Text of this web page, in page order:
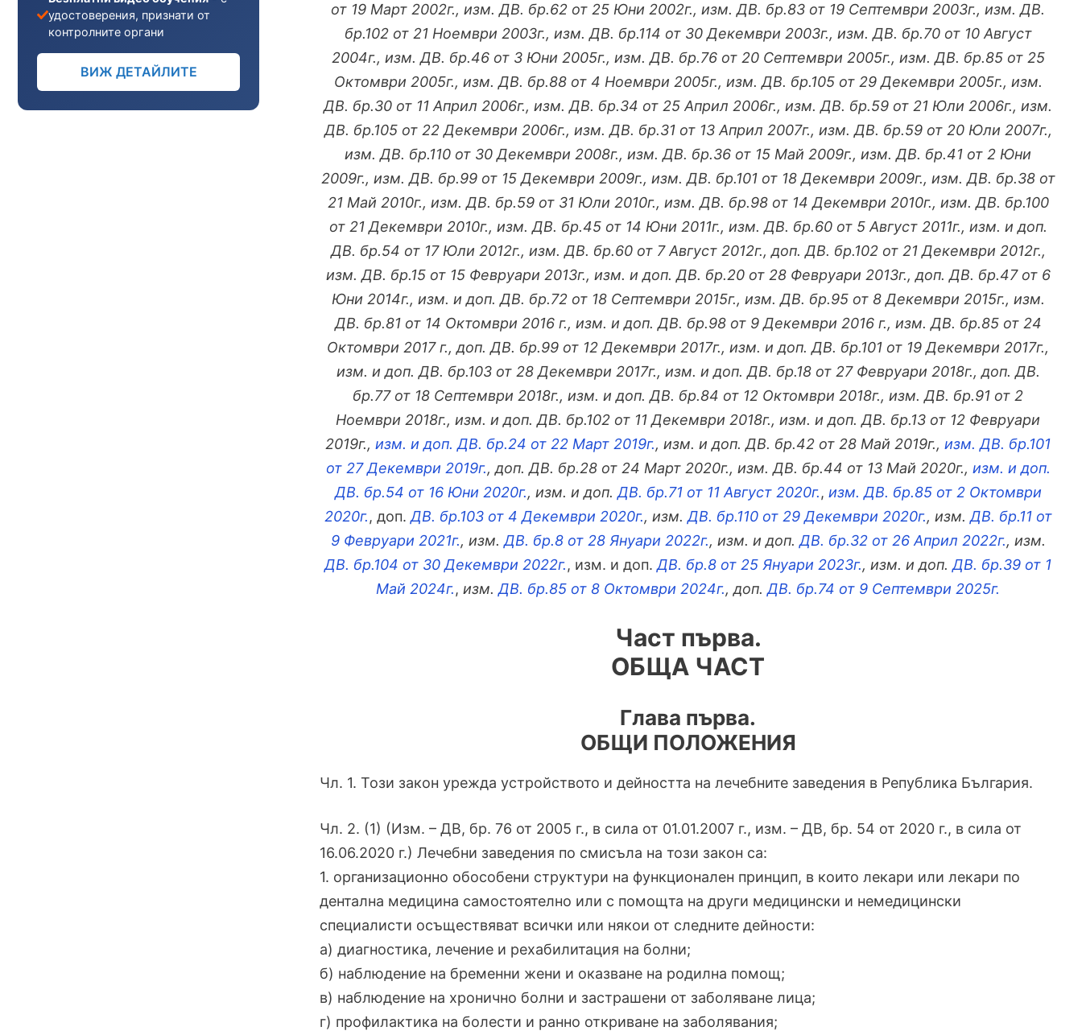
от 19 Март 2002г., изм. ДВ. бр.62 от 25 Юни 2002г., изм. ДВ. бр.83 от 19 Септември 2003г., изм. ДВ.
бр.102 от 21 Ноември 2003г., изм. ДВ. бр.114 от 30 Декември 2003г., изм. ДВ. бр.70 от 10 Август
2004г., изм. ДВ. бр.46 от 3 Юни 2005г., изм. ДВ. бр.76 от 20 Септември 2005г., изм. ДВ. бр.85 от 25
Октомври 2005г., изм. ДВ. бр.88 от 4 Ноември 2005г., изм. ДВ. бр.105 от 29 Декември 2005г., изм.
ДВ. бр.30 от 11 Април 2006г., изм. ДВ. бр.34 от 25 Април 2006г., изм. ДВ. бр.59 от 21 Юли 2006г., изм.
ДВ. бр.105 от 22 Декември 2006г., изм. ДВ. бр.31 от 13 Април 2007г., изм. ДВ. бр.59 от 20 Юли 2007г.,
изм. ДВ. бр.110 от 30 Декември 2008г., изм. ДВ. бр.36 от 15 Май 2009г., изм. ДВ. бр.41 от 2 Юни
2009г., изм. ДВ. бр.99 от 15 Декември 2009г., изм. ДВ. бр.101 от 18 Декември 2009г., изм. ДВ. бр.38 от
21 Май 2010г., изм. ДВ. бр.59 от 31 Юли 2010г., изм. ДВ. бр.98 от 14 Декември 2010г., изм. ДВ. бр.100
от 21 Декември 2010г., изм. ДВ. бр.45 от 14 Юни 2011г., изм. ДВ. бр.60 от 5 Август 2011г., изм. и доп.
ДВ. бр.54 от 17 Юли 2012г., изм. ДВ. бр.60 от 7 Август 2012г., доп. ДВ. бр.102 от 21 Декември 2012г.,
изм. ДВ. бр.15 от 15 Февруари 2013г., изм. и доп. ДВ. бр.20 от 28 Февруари 2013г., доп. ДВ. бр.47 от 6
Юни 2014г., изм. и доп. ДВ. бр.72 от 18 Септември 2015г., изм. ДВ. бр.95 от 8 Декември 2015г., изм.
ДВ. бр.81 от 14 Октомври 2016 г., изм. и доп. ДВ. бр.98 от 9 Декември 2016 г., изм. ДВ. бр.85 от 24
Октомври 2017 г., доп. ДВ. бр.99 от 12 Декември 2017г., изм. и доп. ДВ. бр.101 от 19 Декември 2017г.,
изм. и доп. ДВ. бр.103 от 28 Декември 2017г., изм. и доп. ДВ. бр.18 от 27 Февруари 2018г., доп. ДВ.
бр.77 от 18 Септември 2018г., изм. и доп. ДВ. бр.84 от 12 Октомври 2018г., изм. ДВ. бр.91 от 2
Ноември 2018г., изм. и доп. ДВ. бр.102 от 11 Декември 2018г., изм. и доп. ДВ. бр.13 от 12 Февруари
2019г., изм. и доп. ДВ. бр.24 от 22 Март 2019г., изм. и доп. ДВ. бр.42 от 28 Май 2019г., изм. ДВ. бр.101
от 27 Декември 2019г., доп. ДВ. бр.28 от 24 Март 2020г., изм. ДВ. бр.44 от 13 Май 2020г., изм. и доп.
ДВ. бр.54 от 16 Юни 2020г., изм. и доп. ДВ. бр.71 от 11 Август 2020г., изм. ДВ. бр.85 от 2 Октомври
2020г., доп. ДВ. бр.103 от 4 Декември 2020г., изм. ДВ. бр.110 от 29 Декември 2020г., изм. ДВ. бр.11 от
9 Февруари 2021г., изм. ДВ. бр.8 от 28 Януари 2022г., изм. и доп. ДВ. бр.32 от 26 Април 2022г., изм.
ДВ. бр.104 от 30 Декември 2022г., изм. и доп. ДВ. бр.8 от 25 Януари 2023г., изм. и доп. ДВ. бр.39 от 1
Май 2024г., изм. ДВ. бр.85 от 8 Октомври 2024г., доп. ДВ. бр.74 от 9 Септември 2025г.
Част първа.
ОБЩА ЧАСТ
Глава първа.
ОБЩИ ПОЛОЖЕНИЯ
Чл. 1. Този закон урежда устройството и дейността на лечебните заведения в Република България.
Чл. 2. (1) (Изм. – ДВ, бр. 76 от 2005 г., в сила от 01.01.2007 г., изм. – ДВ, бр. 54 от 2020 г., в сила от
16.06.2020 г.) Лечебни заведения по смисъла на този закон са:
1. организационно обособени структури на функционален принцип, в които лекари или лекари по
дентална медицина самостоятелно или с помощта на други медицински и немедицински
специалисти осъществяват всички или някои от следните дейности:
а) диагностика, лечение и рехабилитация на болни;
б) наблюдение на бременни жени и оказване на родилна помощ;
в) наблюдение на хронично болни и застрашени от заболяване лица;
г) профилактика на болести и ранно откриване на заболявания;
удостоверения, признати от
контролните органи
ВИЖ ДЕТАЙЛИТЕ